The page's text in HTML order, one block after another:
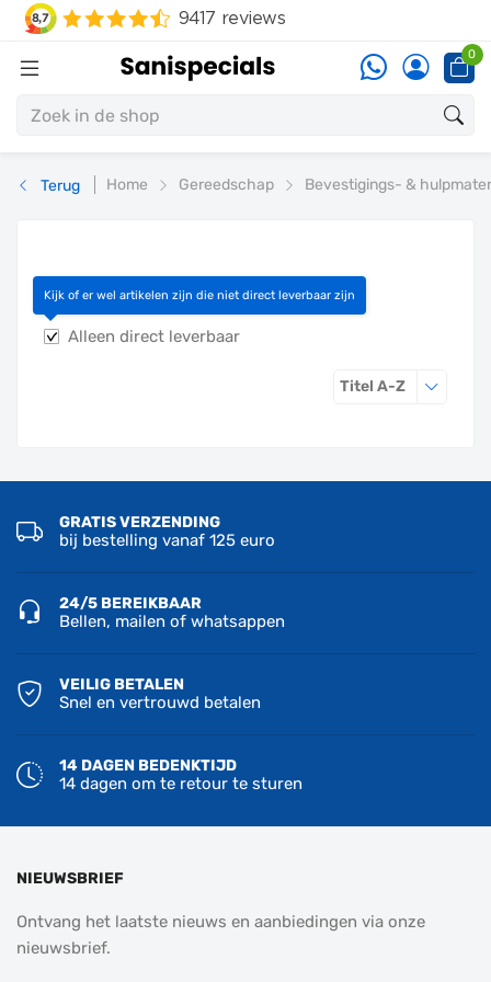
0
Terug Home Gereedschap Bevestigings- &
Verzendkoker
Kijk of er wel artikelen zijn die niet direct leverbaar zijn
Alleen direct leverbaar
Titel A-ZSorteren op
GRATIS VERZENDING
bij bestelling vanaf 125 euro
24/5 BEREIKBAAR
Bellen, mailen of whatsappen
VEILIG BETALEN
Snel en vertrouwd betalen
14 DAGEN BEDENKTIJD
14 dagen om te retour te sturen
NIEUWSBRIEF
Ontvang het laatste nieuws en aanbiedingen via onze
nieuwsbrief.